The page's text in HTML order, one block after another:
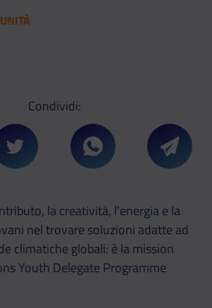
Condividi:
Condividi su TwitterCondividi su
la creatività, l’energia e la
nel trovare soluzioni adatte ad
climatiche globali: è la mission
Youth Delegate Programme